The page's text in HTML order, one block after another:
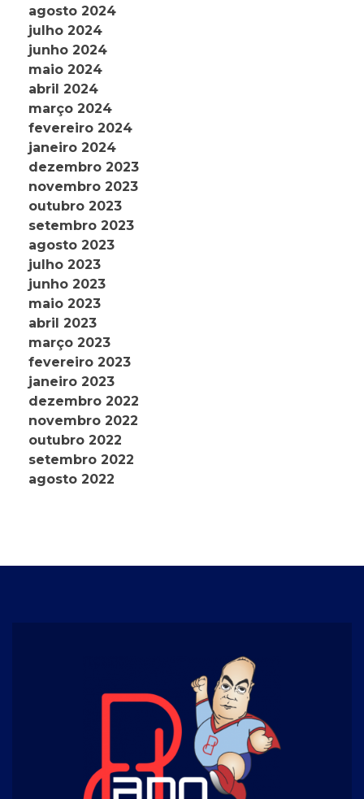
agosto 2024
julho 2024
junho 2024
maio 2024
abril 2024
março 2024
fevereiro 2024
janeiro 2024
dezembro 2023
novembro 2023
outubro 2023
setembro 2023
agosto 2023
julho 2023
junho 2023
maio 2023
abril 2023
março 2023
fevereiro 2023
janeiro 2023
dezembro 2022
novembro 2022
outubro 2022
setembro 2022
agosto 2022